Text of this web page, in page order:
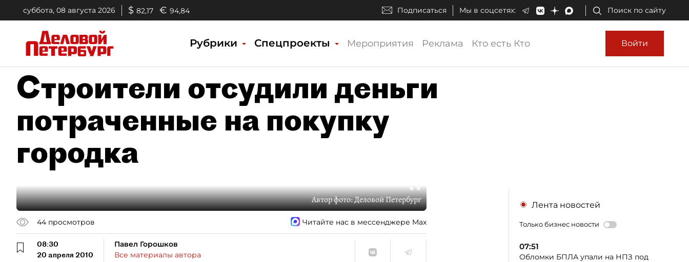
суббота, 08 августа 2026 $ 82,17 € 94,84 Подписаться Мы в соцсетях: Поиск по сайту
Рубрики Спецпроекты Мероприятия Реклама Кто есть Кто Войти
Строители отсудили деньги
потраченные на покупку
городка
Автор фото:Деловой Петербург
44 просмотров Читайте нас в мессенджере Max
08:30
20 апреля 2010
Павел Горошков
Все материалы автора
Лента новостей
Только бизнес новости
07:51
Обломки БПЛА упали на НПЗ под